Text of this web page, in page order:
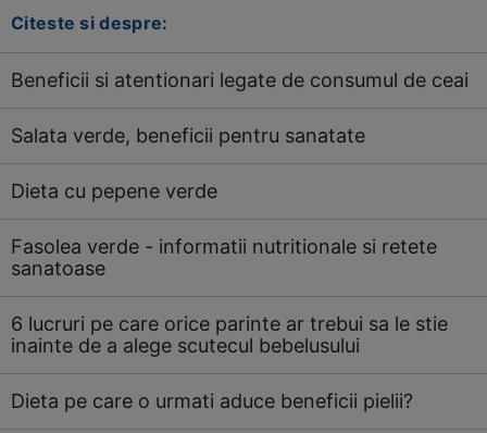
Citeste si despre:
Beneficii si atentionari legate de consumul de ceai
Salata verde, beneficii pentru sanatate
Dieta cu pepene verde
Fasolea verde - informatii nutritionale si retete
sanatoase
6 lucruri pe care orice parinte ar trebui sa le stie
inainte de a alege scutecul bebelusului
Dieta pe care o urmati aduce beneficii pielii?